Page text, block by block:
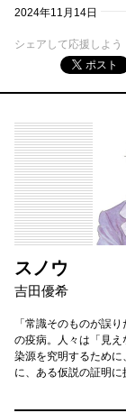
2024年11月14日
シェアして応援しよう
ポスト
スノウ
吉田優希
「常識そのものが誤
の疫病。人々は「見
染源を究明するため
に、ある仮説の証明に